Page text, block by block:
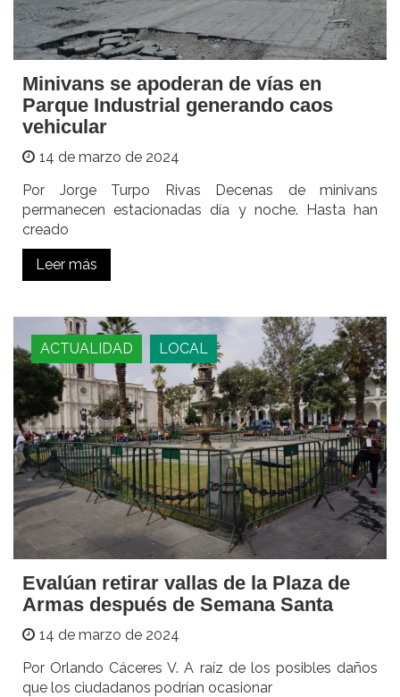
Minivans se apoderan de vías en
Parque Industrial generando caos
vehicular
14 de marzo de 2024
Por Jorge Turpo Rivas Decenas de minivans
permanecen estacionadas día y noche. Hasta han
creado
Leer más
ACTUALIDAD LOCAL
Evalúan retirar vallas de la Plaza de
Armas después de Semana Santa
14 de marzo de 2024
Por Orlando Cáceres V. A raíz de los posibles daños
que los ciudadanos podrían ocasionar